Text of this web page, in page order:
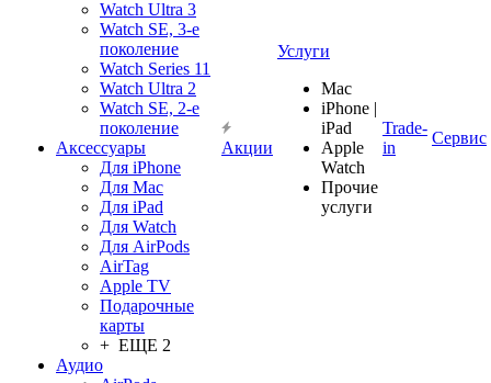
Watch Ultra 3
Watch SE, 3-е
поколение
Watch Series 11
Watch Ultra 2
Watch SE, 2-е
поколение
Аксессуары
Для iPhone
Для Mac
Для iPad
Для Watch
Для AirPods
AirTag
Apple TV
Подарочные
карты
+ ЕЩЕ 2
Аудио
Акции
Услуги
Mac
iPhone |
iPad
Apple
Watch
Прочие
услуги
Trade-
in
Сервис